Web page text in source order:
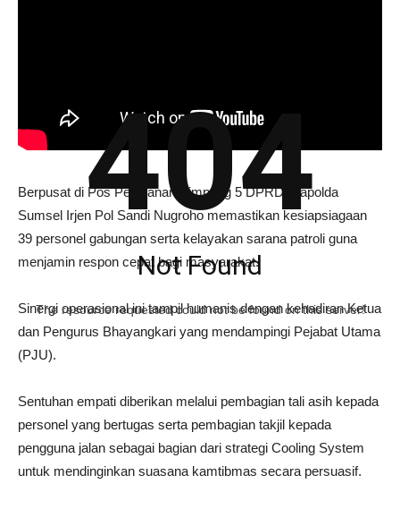
Berpusat di Pos Pelayanan Simpang 5 DPRD, Kapolda
Sumsel Irjen Pol Sandi Nugroho memastikan kesiapsiagaan
39 personel gabungan serta kelayakan sarana patroli guna
menjamin respon cepat bagi masyarakat.
Sinergi operasional ini tampil humanis dengan kehadiran Ketua
dan Pengurus Bhayangkari yang mendampingi Pejabat Utama
(PJU).
Sentuhan empati diberikan melalui pembagian tali asih kepada
personel yang bertugas serta pembagian takjil kepada
pengguna jalan sebagai bagian dari strategi Cooling System
untuk mendinginkan suasana kamtibmas secara persuasif.
404
Not Found
The resource requested could not be found on this server!